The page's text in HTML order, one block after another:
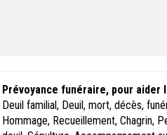
Prévoyance funéraire, pour aider
Deuil familial, Deuil, mort, décès,
Hommage, Recueillement, Chagrin,